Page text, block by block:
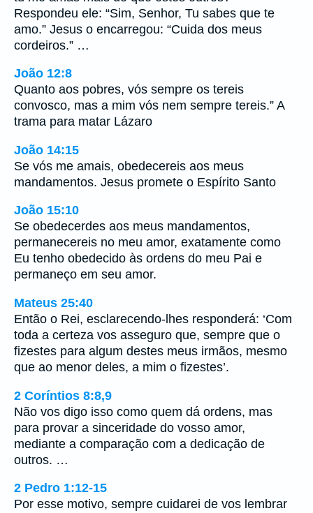
Respondeu ele: “Sim, Senhor, Tu sabes que te
amo.” Jesus o encarregou: “Cuida dos meus
cordeiros.” …
João 12:8
Quanto aos pobres, vós sempre os tereis
convosco, mas a mim vós nem sempre tereis.” A
trama para matar Lázaro
João 14:15
Se vós me amais, obedecereis aos meus
mandamentos. Jesus promete o Espírito Santo
João 15:10
Se obedecerdes aos meus mandamentos,
permanecereis no meu amor, exatamente como
Eu tenho obedecido às ordens do meu Pai e
permaneço em seu amor.
Mateus 25:40
Então o Rei, esclarecendo-lhes responderá: ‘Com
toda a certeza vos asseguro que, sempre que o
fizestes para algum destes meus irmãos, mesmo
que ao menor deles, a mim o fizestes’.
2 Coríntios 8:8,9
Não vos digo isso como quem dá ordens, mas
para provar a sinceridade do vosso amor,
mediante a comparação com a dedicação de
outros. …
2 Pedro 1:12-15
Por esse motivo, sempre cuidarei de vos lembrar